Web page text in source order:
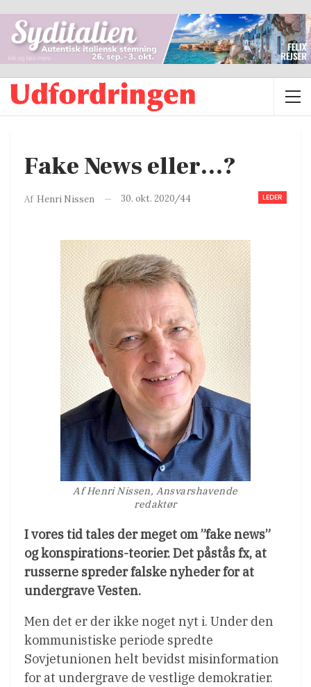
Fake News eller…?
LEDER
Af Henri Nissen 30. okt. 2020/44
Af Henri Nissen, Ansvarshavende
redaktør
I vores tid tales der meget om ”fake news”
og konspirations-teorier. Det påstås fx, at
russerne spreder falske nyheder for at
undergrave Vesten.
Men det er der ikke noget nyt i. Under den
kommunistiske periode spredte
Sovjetunionen helt bevidst misinformation
for at undergrave de vestlige demokratier.